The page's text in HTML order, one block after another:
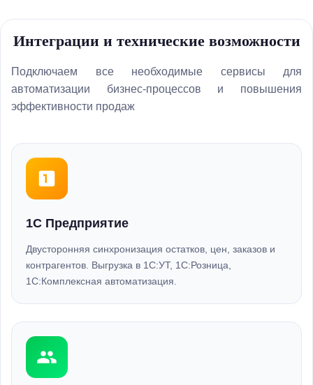
Интеграции и технические возможности
Подключаем все необходимые сервисы для
автоматизации бизнес-процессов и повышения
эффективности продаж
1С Предприятие
Двусторонняя синхронизация остатков, цен, заказов и
контрагентов. Выгрузка в 1С:УТ, 1С:Розница,
1С:Комплексная автоматизация.